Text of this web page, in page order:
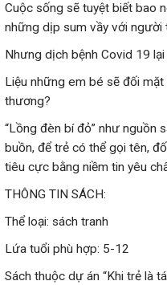
Cuộc sống sẽ tuyệt biết bao
những dịp sum vầy với người
Nhưng dịch bệnh Covid 19
Liệu những em bé sẽ đối
thương?
“Lồng đèn bí đỏ” như nguồn
buồn, để trẻ có thể gọi tên,
tiêu cực bằng niềm tin yêu
THÔNG TIN SÁCH:
Thể loại: sách tranh
Lứa tuổi phù hợp: 5-12
Sách thuộc dự án “Khi trẻ là